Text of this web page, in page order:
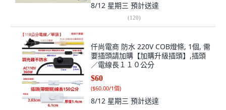
8/12 星期三 預計送達
(120)
仟尚電商 防水 220V COB燈條, 1個, 需
要插頭請加購【加購升級插頭】,插頭
／電線長１１０公分
$60
($60.00/1個)
8/12 星期三 預計送達